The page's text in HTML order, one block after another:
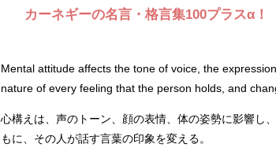
カーネギーの名言・格言集100プラスα！
Mental attitude affects the tone of voice, the
nature of every feeling that the person holds, and
心構えは、声のトーン、顔の表情、体の姿勢に影響し
もに、その人が話す言葉の印象を変える。